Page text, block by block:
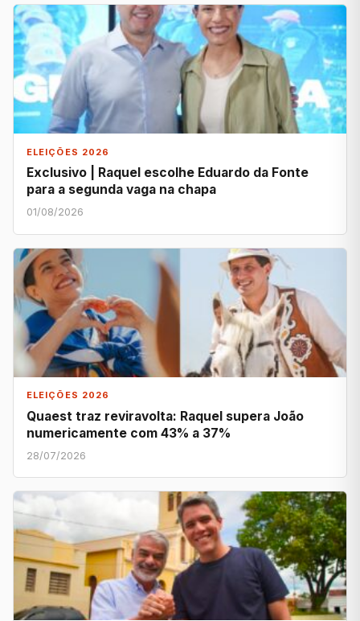
ELEIÇÕES 2026
Exclusivo | Raquel escolhe Eduardo da Fonte
para a segunda vaga na chapa
01/08/2026
ELEIÇÕES 2026
Quaest traz reviravolta: Raquel supera João
numericamente com 43% a 37%
28/07/2026